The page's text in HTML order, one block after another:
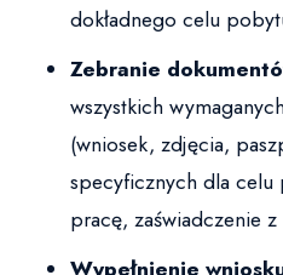
dokładnego celu
Zebranie
wszystkich
(wniosek, zdjęcia,
specyficznych dla
pracę, zaświadczenie